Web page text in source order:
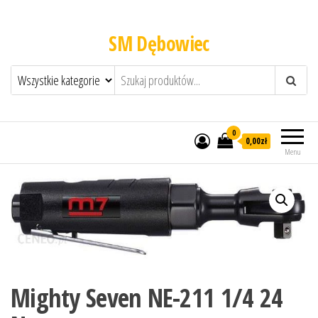
SM Dębowiec
Menu
0
0,00zł
Mighty Seven NE-211 1/4 24